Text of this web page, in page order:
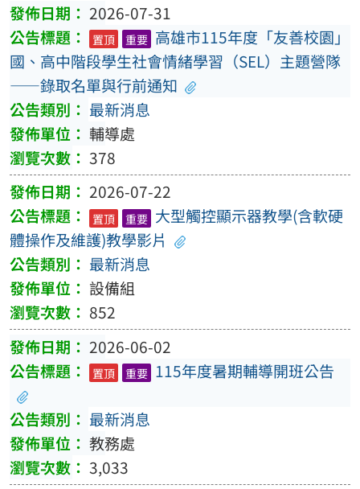
2026-07-31
置頂 重要 高雄市115年度「友善校園」
國、高中階段學生社會情緒學習（SEL）主題營隊
——錄取名單與行前通知
最新消息
輔導處
378
2026-07-22
置頂 重要 大型觸控顯示器教學(含軟硬
體操作及維護)教學影片
最新消息
設備組
852
2026-06-02
置頂 重要 115年度暑期輔導開班公告
最新消息
教務處
3,033